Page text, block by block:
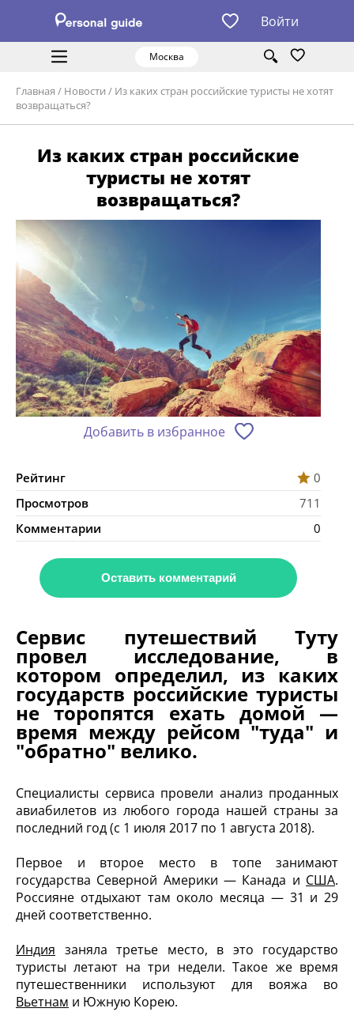
Войти
Москва
Главная / Новости / Из каких стран российские туристы не хотят
возвращаться?
Из каких стран российские
туристы не хотят
возвращаться?
Добавить в избранное
Рейтинг
0
Просмотров
711
Комментарии
0
Оставить комментарий
Сервис путешествий Туту
провел исследование, в
котором определил, из каких
государств российские туристы
не торопятся ехать домой —
время между рейсом "туда" и
"обратно" велико.
Специалисты сервиса провели анализ проданных
авиабилетов из любого города нашей страны за
последний год (с 1 июля 2017 по 1 августа 2018).
Первое и второе место в топе занимают
государства Северной Америки — Канада и США.
Россияне отдыхают там около месяца — 31 и 29
дней соответственно.
Индия заняла третье место, в это государство
туристы летают на три недели. Такое же время
путешественники используют для вояжа во
Вьетнам и Южную Корею.